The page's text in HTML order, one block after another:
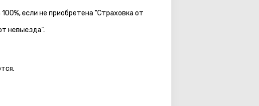
если не приобретена "Страховка от
невыезда".